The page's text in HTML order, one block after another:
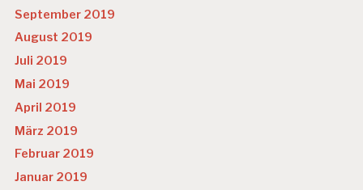
September 2019
August 2019
Juli 2019
Mai 2019
April 2019
März 2019
Februar 2019
Januar 2019